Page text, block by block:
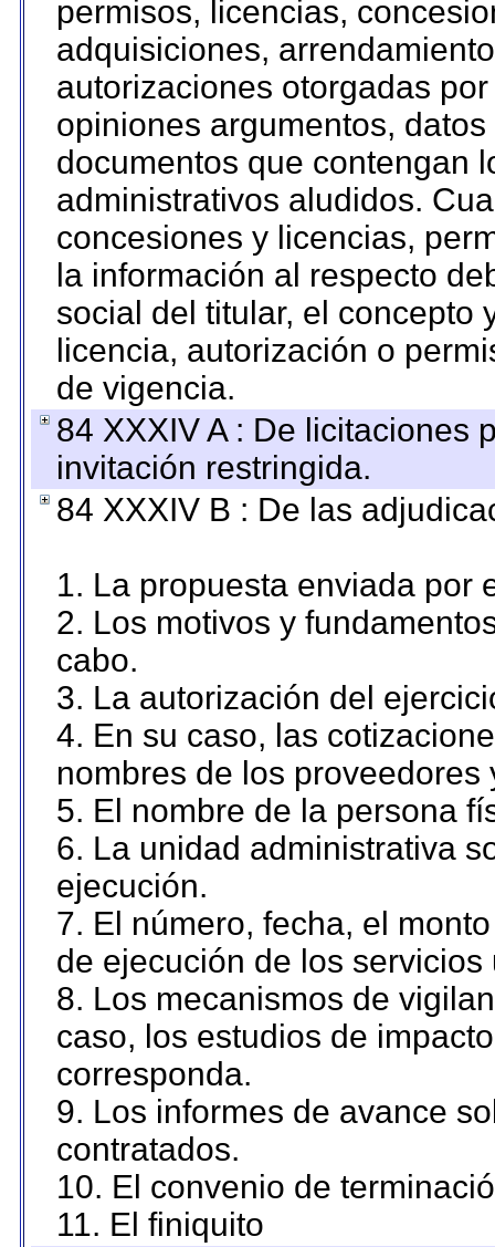
permisos, licencias,
adquisiciones,
autorizaciones otorgadas
opiniones argumentos,
documentos que contengan
administrativos aludidos.
concesiones y licencias,
la información al respecto
social del titular, el concepto
licencia, autorización o
de vigencia.
84 XXXIV A : De licitaciones
invitación restringida.
84 XXXIV B : De las
1. La propuesta enviada por
2. Los motivos y
cabo.
3. La autorización del
4. En su caso, las
nombres de los proveedores
5. El nombre de la persona
6. La unidad administrativa
ejecución.
7. El número, fecha, el
de ejecución de los servicios
8. Los mecanismos de
caso, los estudios de
corresponda.
9. Los informes de avance
contratados.
10. El convenio de
11. El finiquito